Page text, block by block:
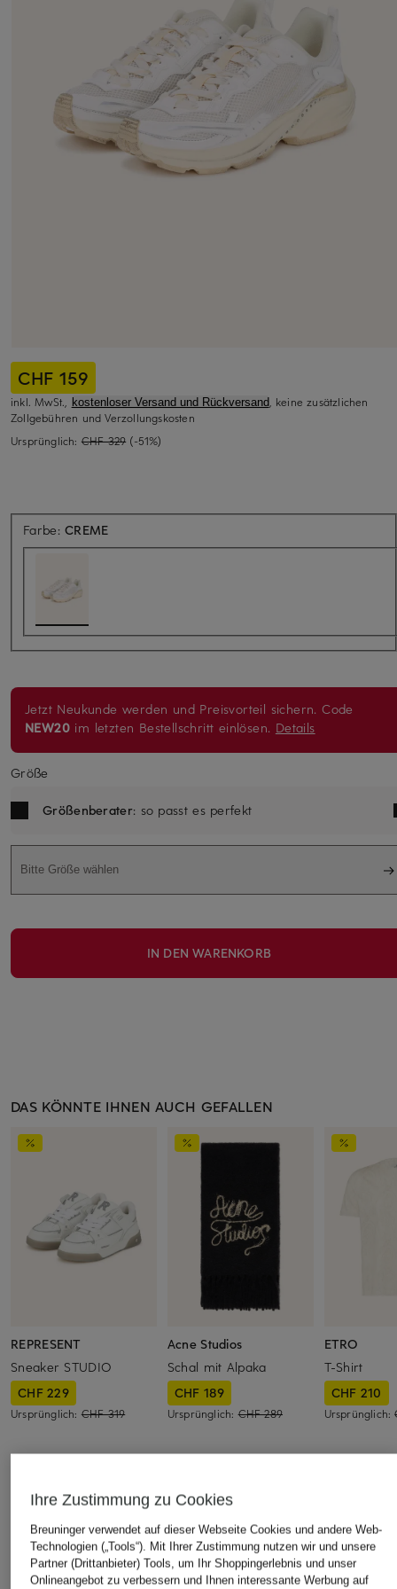
CHF 159
inkl. MwSt., kostenloser Versand und Rückversand, keine zusätzlichen
Zollgebühren und Verzollungskosten
Ursprünglich: CHF 329 (-51%)
Farbe:CREME
Jetzt Neukunde werden und Preisvorteil sichern. Code
NEW20 im letzten Bestellschritt einlösen. Details
Größe
Größenberater: so passt es perfekt
Bitte Größe wählen
IN DEN WARENKORB
DAS KÖNNTE IHNEN AUCH GEFALLEN
REPRESENT
Sneaker STUDIO
CHF 229
Ursprünglich: CHF 319
Acne Studios
Schal mit Alpaka
CHF 189
Ursprünglich:CHF 289
ETRO
T-Shirt
CHF 210
Ursprünglich:
ÄHNLICHE ARTIKEL ENTDECKEN
Ihre Zustimmung zu Cookies
Breuninger verwendet auf dieser Webseite Cookies und andere Web-
Technologien („Tools“). Mit Ihrer Zustimmung nutzen wir und unsere
Partner (Drittanbieter) Tools, um Ihr Shoppingerlebnis und unser
Onlineangebot zu verbessern und Ihnen interessante Werbung auf